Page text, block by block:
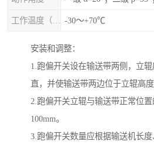
-30～+70℃
安装和调整：
1.跑偏开关设在输送带两侧，立
直，并使输送带两边位于立辊高度
2.跑偏开关立辊与输送带正常位
100mm。
3.跑偏开关数量应根据输送机长